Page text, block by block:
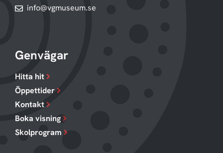
info@vgmuseum.se
Genvägar
Hitta hit
Öppettider
Kontakt
Boka visning
Skolprogram